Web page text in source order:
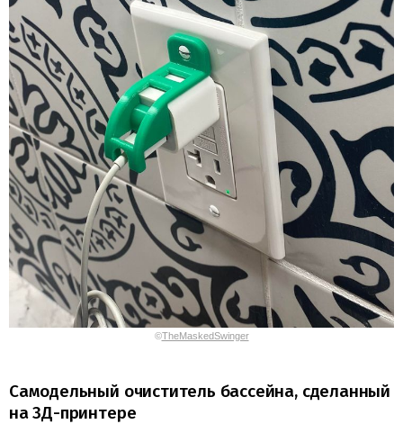
©TheMaskedSwinger
Самодельный очиститель бассейна, сделанный
на 3Д-принтере